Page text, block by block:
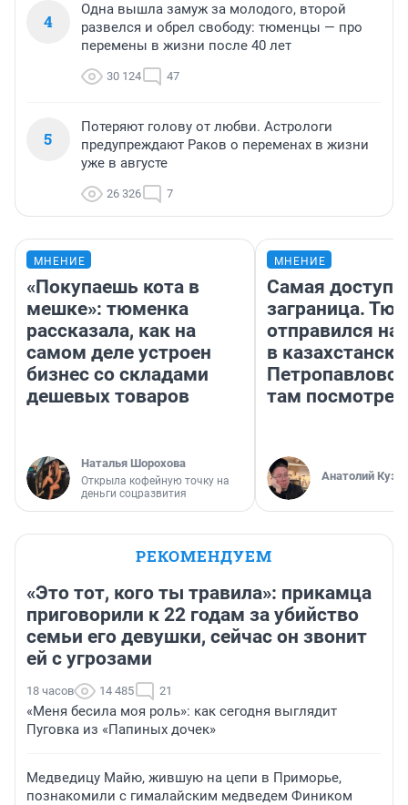
4
Одна вышла замуж за молодого, второй
развелся и обрел свободу: тюменцы — про
перемены в жизни после 40 лет
30 124 47
5
Потеряют голову от любви. Астрологи
предупреждают Раков о переменах в жизни
уже в августе
26 326 7
МНЕНИЕ
«Покупаешь кота в
мешке»: тюменка
рассказала, как на
самом деле устроен
бизнес со складами
дешевых товаров
Наталья Шорохова
Открыла кофейную точку на
деньги соцразвития
МНЕНИЕ
Самая
заграница.
отправился
в
там
Анатолий
РЕКОМЕНДУЕМ
«Это тот, кого ты травила»: прикамца
приговорили к 22 годам за убийство
семьи его девушки, сейчас он звонит
ей с угрозами
18 часов 14 485 21
«Меня бесила моя роль»: как сегодня выглядит
Пуговка из «Папиных дочек»
Медведицу Майю, жившую на цепи в Приморье,
познакомили с гималайским медведем Фиником